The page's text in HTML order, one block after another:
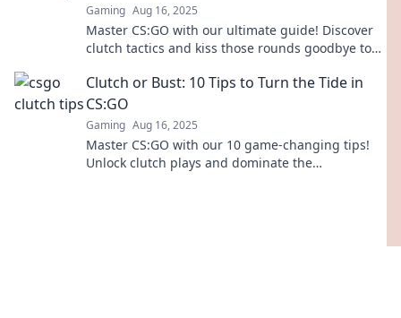
Gaming Aug 16, 2025
Master CS:GO with our ultimate guide! Discover
clutch tactics and kiss those rounds goodbye to
Clutch or Bust: 10 Tips to Turn the Tide in
CS:GO
Gaming Aug 16, 2025
Master CS:GO with our 10 game-changing tips!
Unlock clutch plays and dominate the